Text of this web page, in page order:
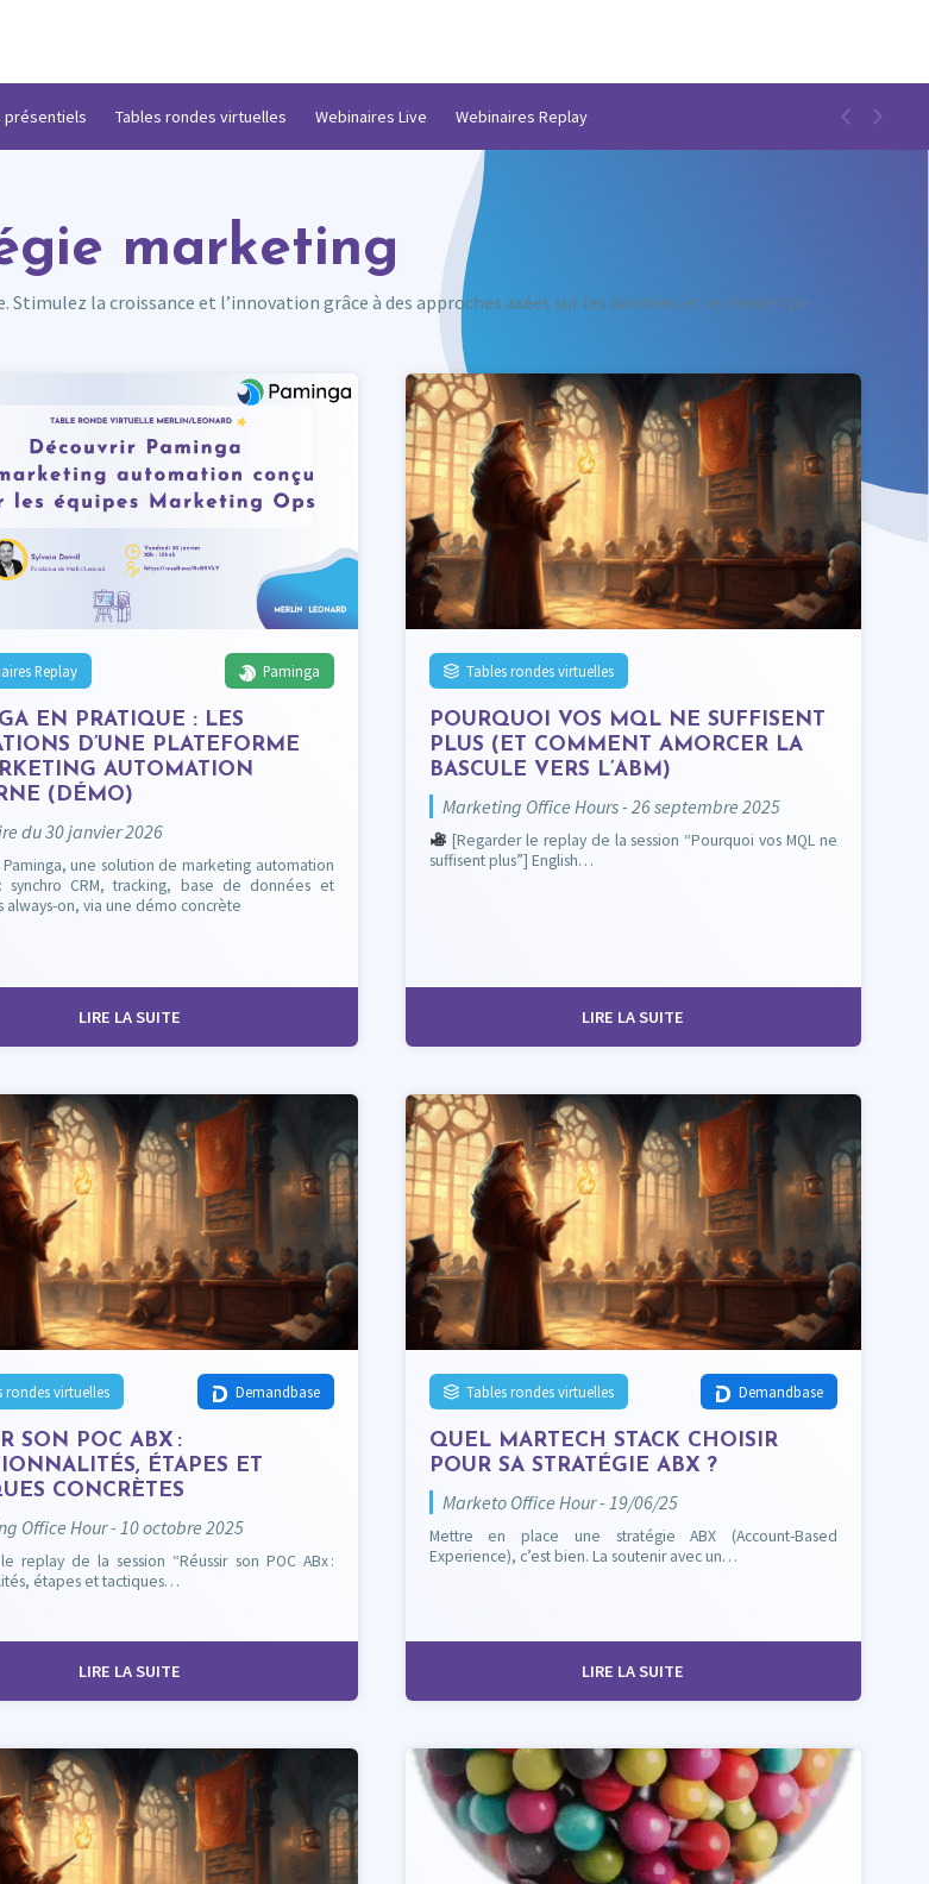
présentiels Tables rondes virtuelles Webinaires Live Webinaires Replay
marketing
la croissance et l’innovation grâce à des approches axées sur les données et le client</p>
Replay Paminga
EN PRATIQUE : LES
D’UNE PLATEFORME
AUTOMATION
(DÉMO)
du 30 janvier 2026
une solution de marketing automation
synchro CRM, tracking, base de données et
always-on, via une démo concrète
LIRE LA SUITE
Tables rondes virtuelles
POURQUOI VOS MQL NE SUFFISENT
PLUS (ET COMMENT AMORCER LA
BASCULE VERS L’ABM)
Marketing Office Hours - 26 septembre 2025
[Regarder le replay de la session “Pourquoi vos MQL ne
suffisent plus”] English…
LIRE LA SUITE
rondes virtuelles Demandbase
SON POC ABX :
ÉTAPES ET
CONCRÈTES
Office Hour - 10 octobre 2025
replay de la session “Réussir son POC ABx :
étapes et tactiques…
LIRE LA SUITE
Tables rondes virtuelles Demandbase
QUEL MARTECH STACK CHOISIR
POUR SA STRATÉGIE ABX ?
Marketo Office Hour - 19/06/25
Mettre en place une stratégie ABX (Account-Based
Experience), c’est bien. La soutenir avec un…
LIRE LA SUITE